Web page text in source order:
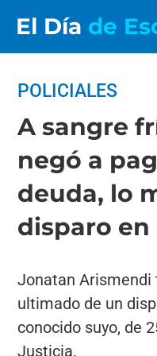
El Día de
POLICIALES
A sangre
negó a
deuda, lo
disparo en
Jonatan Arismendi
ultimado de un
conocido suyo, de
Justicia.